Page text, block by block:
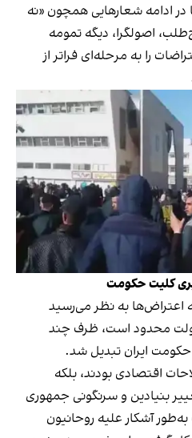
ادامه شعارهایی همچون «نه
اصولگرا، دیگه تمومه
را به مرحله‌ای فراتر از
کلیت حکومت
اعتراض‌ها به نظر می‌رسید
محدود است، ظرف چند
ایران تبدیل شد.
اقتصادی بودند، بلکه
بنیادین و سرنگونی جمهوری
آشکار علیه روحانیون